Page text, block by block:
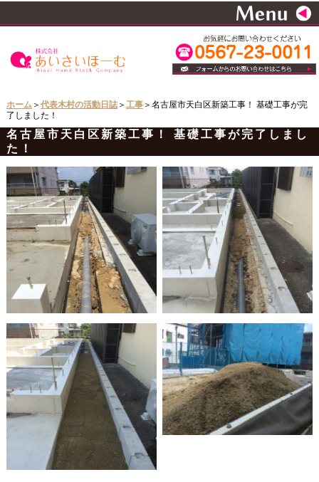
ホーム＞ 代表木村の活動日誌＞ 工事＞名古屋市天白区新築工事！ 基礎工事が完
了しました！
名古屋市天白区新築工事！ 基礎工事が完了しまし
た！